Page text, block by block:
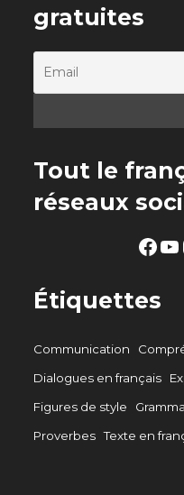
gratuites
Tout le
réseaux
Étiquettes
Communication
Dialogues en français
Figures de style
Proverbes Texte en